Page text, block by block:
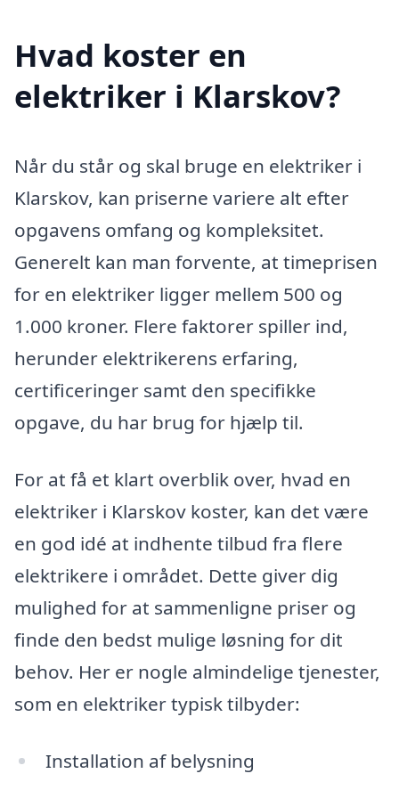
Hvad koster en
elektriker i Klarskov?
Når du står og skal bruge en elektriker i
Klarskov, kan priserne variere alt efter
opgavens omfang og kompleksitet.
Generelt kan man forvente, at timeprisen
for en elektriker ligger mellem 500 og
1.000 kroner. Flere faktorer spiller ind,
herunder elektrikerens erfaring,
certificeringer samt den specifikke
opgave, du har brug for hjælp til.
For at få et klart overblik over, hvad en
elektriker i Klarskov koster, kan det være
en god idé at indhente tilbud fra flere
elektrikere i området. Dette giver dig
mulighed for at sammenligne priser og
finde den bedst mulige løsning for dit
behov. Her er nogle almindelige tjenester,
som en elektriker typisk tilbyder:
Installation af belysning